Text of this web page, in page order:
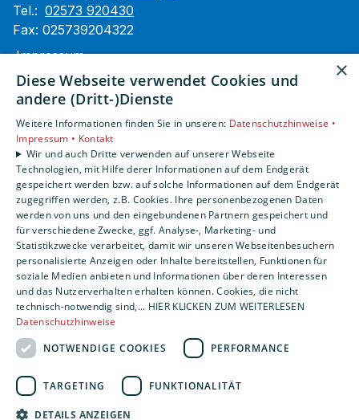
Tel.: 02573 920430
Fax: 025739204322
Impressum
Barrierefreiheitserklärung
Datenschutzerklärung
Unsere Bereiche
Privatkunden
Gewerbekunden
Karriere
Unternehmen
Kontakt
×
Diese Webseite verwendet Cookies und
andere (Dritt-)Dienste
Weitere Informationen finden Sie in unseren: Datenschutzhinweise •
Impressum • Kontakt
Wir und auch Dritte verwenden auf unserer Webseite
Technologien, mit Hilfe derer Informationen auf dem Endgerät
gespeichert werden bzw. auf solche Informationen auf dem Endgerät
zugegriffen werden, z.B. Cookies. Ihre personenbezogenen Daten
werden von uns und den eingebundenen Partnern gespeichert und
für verschiedene Zwecke, ggf. Analyse-, Marketing- und
Statistikzwecke verarbeitet, damit wir unseren Webseitenbesuchern
personalisierte Anzeigen oder Inhalte bereitstellen, Funktionen für
soziale Medien anbieten und Informationen über deren Interessen
und das Nutzerverhalten erhalten können. Cookies, die nicht
technisch-notwendig sind,... HIER KLICKEN ZUM WEITERLESEN
Datenschutzhinweise
NOTWENDIGE COOKIES
PERFORMANCE
TARGETING FUNKTIONALITÄT
DETAILS ANZEIGEN